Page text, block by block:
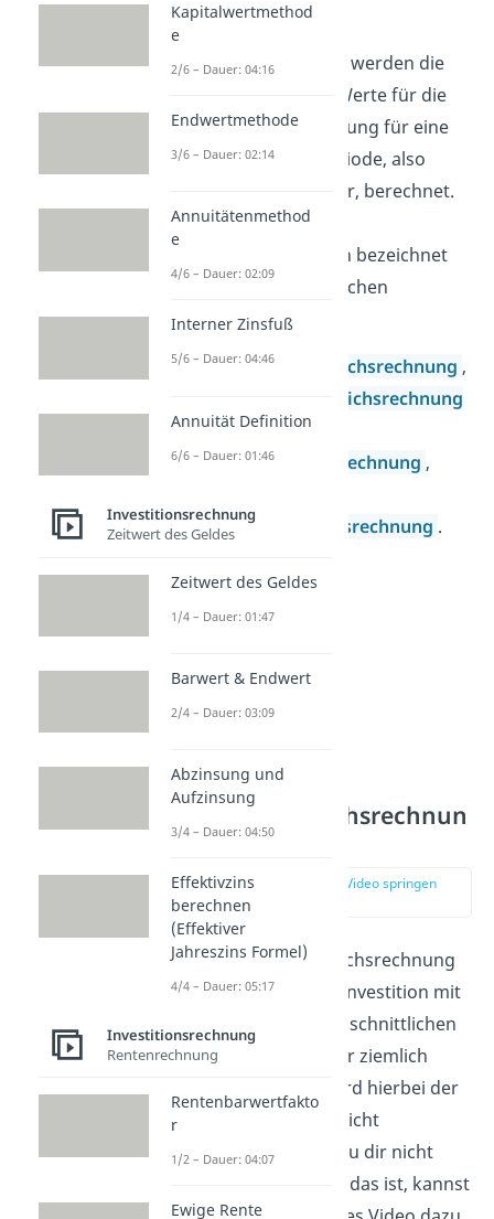
Bei der statischen
Investitionsrechnung werden die
zugrundeliegenden Werte für die
Investitionsentscheidung für eine
durchschnittliche Periode, also
beispielsweise ein Jahr, berechnet.
Sie kann daher als
Einperiodenverfahren bezeichnet
werden. Zu den statischen
Verfahren gehören:
dieKostenvergleichsrechnung ,
Gewinnvergleichsrechnung
,
dieRentabilitätsrechnung ,
dieAmortisationsrechnung .
Kosten- und
Gewinnvergleichsrechnun
g
zur Stelle im Video springen
Bei der Kostenvergleichsrechnung
wählt man diejenige Investition mit
den geringsten durchschnittlichen
Kosten. Das geht zwar ziemlich
einfach, allerdings wird hierbei der
Zeitwert des Geldes nicht
berücksichtigt. Falls du dir nicht
mehr sicher bist, was das ist, kannst
Kapitalwertmethod
e
2/6 – Dauer: 04:16
Endwertmethode
3/6 – Dauer: 02:14
Annuitätenmethod
e
4/6 – Dauer: 02:09
Interner Zinsfuß
5/6 – Dauer: 04:46
Annuität Definition
6/6 – Dauer: 01:46
Investitionsrechnung
Zeitwert des Geldes
Zeitwert des Geldes
1/4 – Dauer: 01:47
Barwert & Endwert
2/4 – Dauer: 03:09
Abzinsung und
Aufzinsung
3/4 – Dauer: 04:50
Effektivzins
berechnen
(Effektiver
Jahreszins Formel)
4/4 – Dauer: 05:17
Investitionsrechnung
Rentenrechnung
Rentenbarwertfakto
r
1/2 – Dauer: 04:07
Ewige Rente